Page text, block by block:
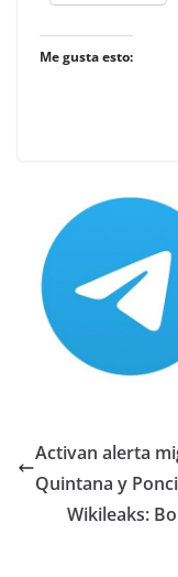
Me gusta esto:
Activan alerta
Quintana y
Wikileaks: